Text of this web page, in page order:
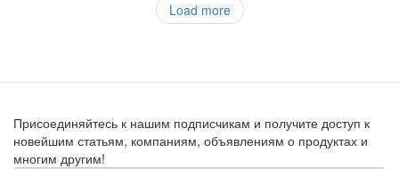
Load more
Присоединяйтесь к нашим подписчикам и получите доступ к
новейшим статьям, компаниям, объявлениям о продуктах и
многим другим!